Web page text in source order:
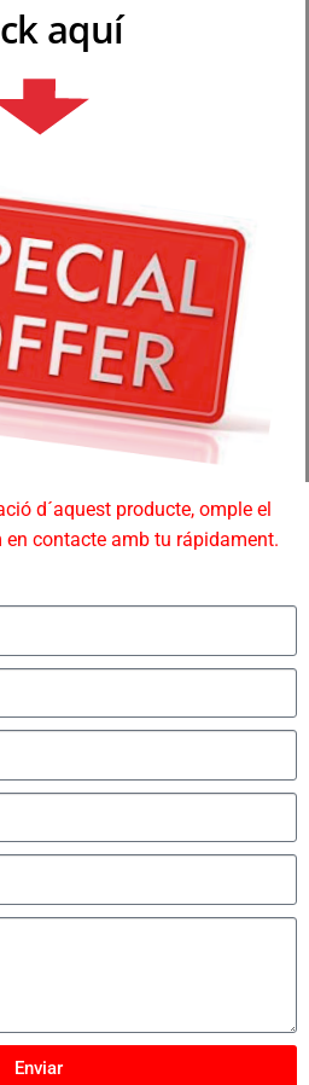
aquí
d´aquest producte, omple el
contacte amb tu rápidament.
Enviar